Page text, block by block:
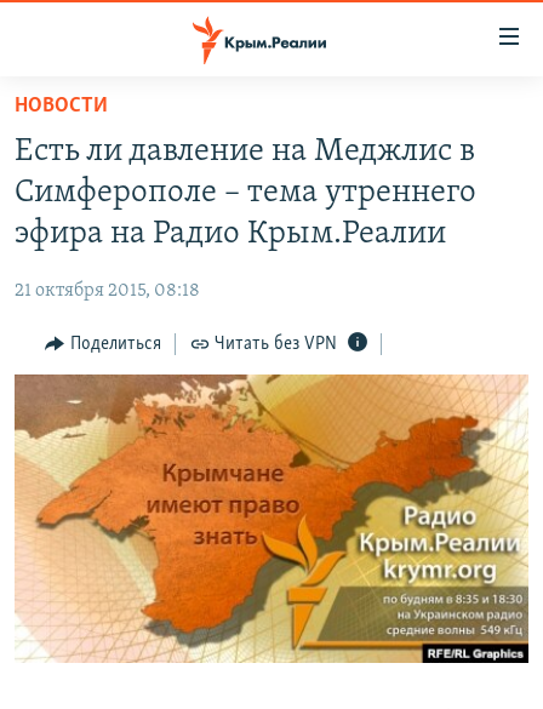
Вернуться
основному
содержанию
Вернутся
главной
навигации
Вернутся
поиску
СПЕЦПРОЕКТЫ
11 ЛЕТ ОККУПАЦИИ КРЫМА. 11 ИСТОРИЙ СОПРОТИВЛЕНИЯ
ВОДА
ЕЩЕ
ИНТЕРАКТИВ
ИНФОГРАФИКА
ТЕЛЕПРОЕКТ КРЫМ.РЕАЛИИ
СОВЕТЫ ПРАВОЗАЩИТНИКОВ
ПРОПАВШИЕ БЕЗ ВЕСТИ
ПОБЕДИТЕЛЕЙ НЕ СУДЯТ?
КРЫМ.НЕПОКОРЕННЫЙ
ELIFBE
РАДІО СВОБОДА
КАК ОБОЙТИ БЛОКИРОВКУ
Українською
Qırımtatar
ПРИСОЕДИНЯЙТЕСЬ!
НОВОСТИ
Есть ли давление на Меджлис в
Симферополе – тема утреннего
эфира на Радио Крым.Реалии
21 октября 2015, 08:18
Поделиться Читать без VPN